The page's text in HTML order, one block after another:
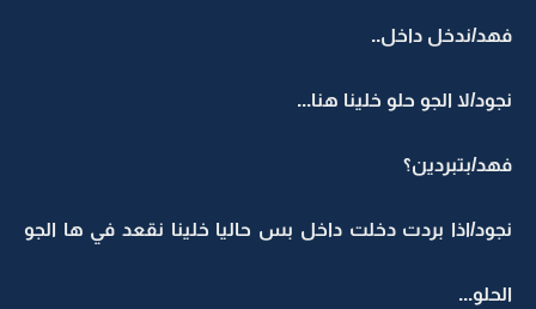
فهد/ندخل داخل..
نجود/لا الجو حلو خلينا هنا...
فهد/بتبردين؟
نجود/اذا بردت دخلت داخل بس حاليا خلينا نقعد في ها الجو
الحلو...